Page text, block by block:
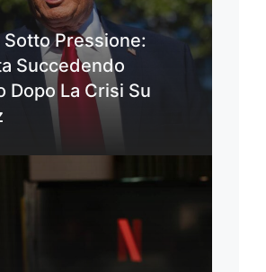
Sotto Pressione:
Succedendo
Dopo La Crisi Su